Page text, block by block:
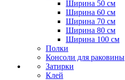
Ширина 50 см
Ширина 60 см
Ширина 70 см
Ширина 80 см
Ширина 100 см
Полки
Консоли для раковины
Затирки
Клей